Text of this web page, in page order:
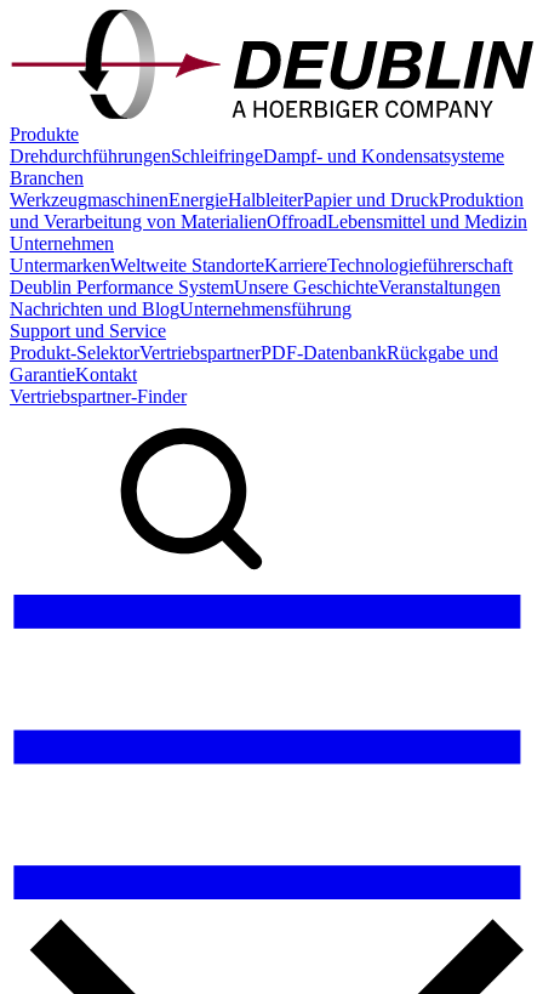
Produkte
DrehdurchführungenSchleifringeDampf- und Kondensatsysteme
Branchen
WerkzeugmaschinenEnergieHalbleiterPapier und DruckProduktion
und Verarbeitung von MaterialienOffroadLebensmittel und Medizin
Unternehmen
UntermarkenWeltweite StandorteKarriereTechnologieführerschaft
Deublin Performance SystemUnsere GeschichteVeranstaltungen
Nachrichten und BlogUnternehmensführung
Support und Service
Produkt-SelektorVertriebspartnerPDF-DatenbankRückgabe und
GarantieKontakt
Vertriebspartner-Finder